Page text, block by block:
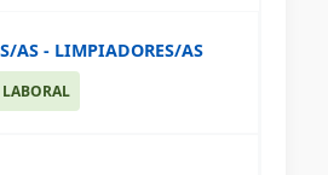
AS - LIMPIADORES/AS